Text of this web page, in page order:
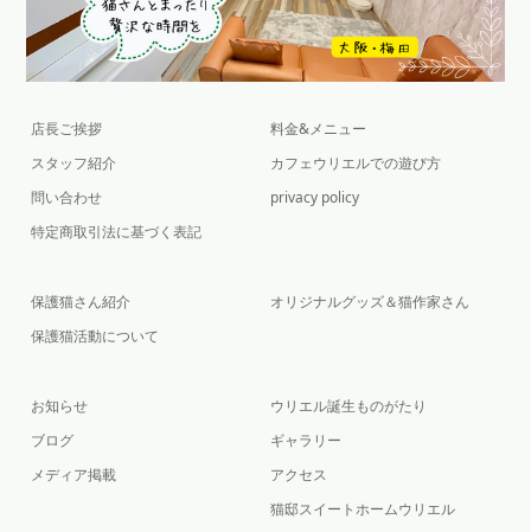
店長ご挨拶
スタッフ紹介
問い合わせ
特定商取引法に基づく表記
料金&メニュー
カフェウリエルでの遊び方
privacy policy
保護猫さん紹介
保護猫活動について
オリジナルグッズ＆猫作家さん
お知らせ
ブログ
メディア掲載
ウリエル誕生ものがたり
ギャラリー
アクセス
猫邸スイートホームウリエル